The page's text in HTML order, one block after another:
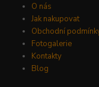
O nás
Jak nakupovat
Obchodní
Fotogalerie
Kontakty
Blog